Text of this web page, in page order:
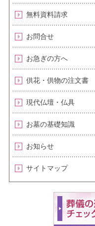
無料資料請求
お問合せ
お急ぎの方へ
供花・供物の注文書
現代仏壇・仏具
お墓の基礎知識
お知らせ
サイトマップ